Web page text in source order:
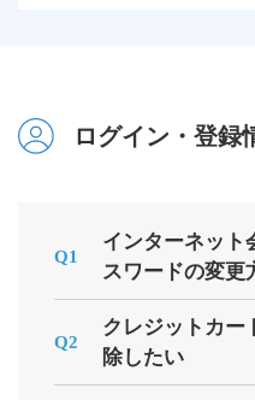
ログイン・登録
Q1
インターネット
スワードの変更
Q2
クレジットカー
除したい